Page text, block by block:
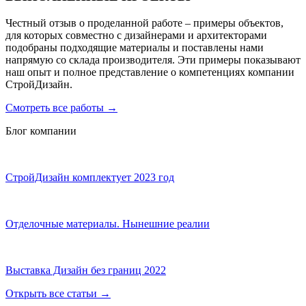
Честный отзыв о проделанной работе – примеры объектов,
для которых совместно с дизайнерами и архитекторами
подобраны подходящие материалы и поставлены нами
напрямую со склада производителя. Эти примеры показывают
наш опыт и полное представление о компетенциях компании
СтройДизайн.
Смотреть все работы →
Блог компании
СтройДизайн комплектует 2023 год
Отделочные материалы. Нынешние реалии
Выставка Дизайн без границ 2022
Открыть все статьи →